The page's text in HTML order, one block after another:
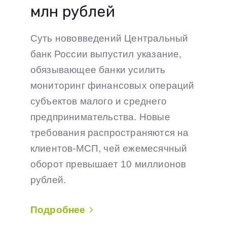
млн рублей
Суть нововведений Центральный
банк России выпустил указание,
обязывающее банки усилить
мониторинг финансовых операций
субъектов малого и среднего
предпринимательства. Новые
требования распространяются на
клиентов-МСП, чей ежемесячный
оборот превышает 10 миллионов
рублей.
Подробнее